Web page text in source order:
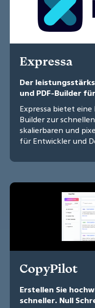
Expressa
Der
und PDF-Builder
Expressa bietet
Builder zur
skalierbaren und
für Entwickler und
CopyPilot
Erstellen Sie
schneller. Null